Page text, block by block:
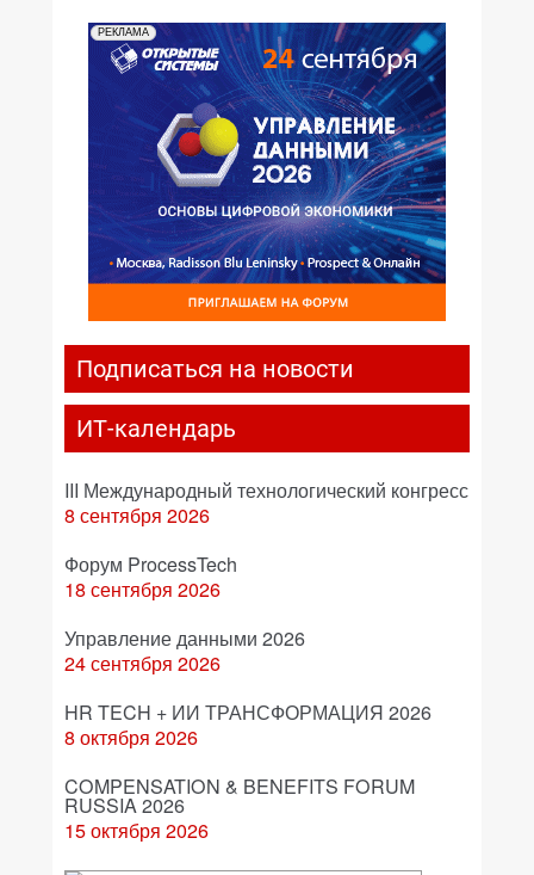
РЕКЛАМА
Подписаться на новости
ИТ-календарь
III Международный технологический конгресс
8 сентября 2026
Форум ProcessTech
18 сентября 2026
Управление данными 2026
24 сентября 2026
HR TECH + ИИ ТРАНСФОРМАЦИЯ 2026
8 октября 2026
COMPENSATION & BENEFITS FORUM
RUSSIA 2026
15 октября 2026